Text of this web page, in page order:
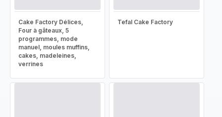
Cake Factory Délices,
Four à gâteaux, 5
programmes, mode
manuel, moules muffins,
cakes, madeleines,
verrines
Tefal Cake Factory